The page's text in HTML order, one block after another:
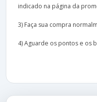
indicado na página da
3) Faça sua compra
4) Aguarde os pontos e os